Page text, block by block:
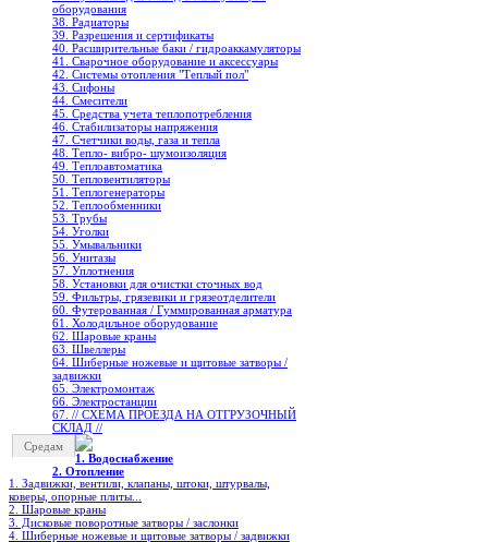
оборудования
38. Радиаторы
39. Разрешения и сертификаты
40. Расширительные баки / гидроаккамуляторы
41. Сварочное оборудование и аксессуары
42. Системы отопления "Теплый пол"
43. Сифоны
44. Смесители
45. Средства учета теплопотребления
46. Стабилизаторы напряжения
47. Счетчики воды, газа и тепла
48. Тепло- вибро- шумоизоляция
49. Теплоавтоматика
50. Тепловентиляторы
51. Теплогенераторы
52. Теплообменники
53. Трубы
54. Уголки
55. Умывальники
56. Унитазы
57. Уплотнения
58. Установки для очистки сточных вод
59. Фильтры, грязевики и грязеотделители
60. Футерованная / Гуммированная арматура
61. Холодильное oборудование
62. Шаровые краны
63. Швеллеры
64. Шиберные ножевые и щитовые затворы /
задвижки
65. Электромонтаж
66. Электростанции
67. // СХЕМА ПРОЕЗДА НА ОТГРУЗОЧНЫЙ
СКЛАД //
Средам
1. Водоснабжение
2. Отопление
1. Задвижки, вентили, клапаны, штоки, штурвалы,
коверы, опорные плиты...
2. Шаровые краны
3. Дисковые поворотные затворы / заслонки
4. Шиберные ножевые и щитовые затворы / задвижки